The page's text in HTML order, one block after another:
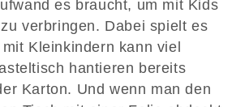
es braucht, um mit Kids
verbringen. Dabei spielt es
Kleinkindern kann viel
hantieren bereits
Karton. Und wenn man den